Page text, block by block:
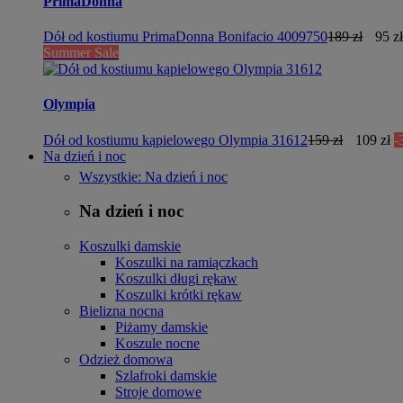
Dół od kostiumu PrimaDonna Bonifacio 4009750189 zł 95 zł
Summer Sale
Olympia
Dół od kostiumu kąpielowego Olympia 31612159 zł 109 zł -
Na dzień i noc
Wszystkie: Na dzień i noc
Na dzień i noc
Koszulki damskie
Koszulki na ramiączkach
Koszulki długi rękaw
Koszulki krótki rękaw
Bielizna nocna
Piżamy damskie
Koszule nocne
Odzież domowa
Szlafroki damskie
Stroje domowe